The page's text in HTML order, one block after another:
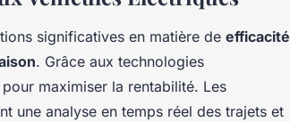
significatives en matière de efficacité
. Grâce aux technologies
pour maximiser la rentabilité. Les
une analyse en temps réel des trajets et